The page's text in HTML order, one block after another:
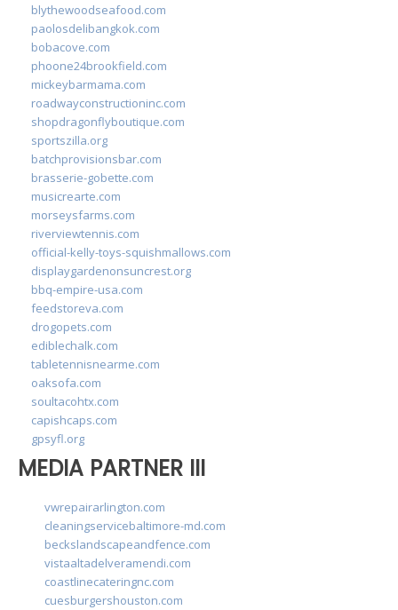
blythewoodseafood.com
paolosdelibangkok.com
bobacove.com
phoone24brookfield.com
mickeybarmama.com
roadwayconstructioninc.com
shopdragonflyboutique.com
sportszilla.org
batchprovisionsbar.com
brasserie-gobette.com
musicrearte.com
morseysfarms.com
riverviewtennis.com
official-kelly-toys-squishmallows.com
displaygardenonsuncrest.org
bbq-empire-usa.com
feedstoreva.com
drogopets.com
ediblechalk.com
tabletennisnearme.com
oaksofa.com
soultacohtx.com
capishcaps.com
gpsyfl.org
MEDIA PARTNER III
vwrepairarlington.com
cleaningservicebaltimore-md.com
beckslandscapeandfence.com
vistaaltadelveramendi.com
coastlinecateringnc.com
cuesburgershouston.com